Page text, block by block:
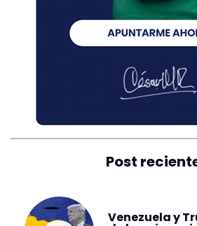
Post
Venezuela y